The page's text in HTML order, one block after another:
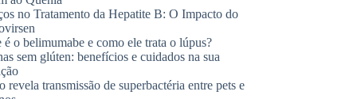
no Tratamento da Hepatite B: O Impacto do
é o belimumabe e como ele trata o lúpus?
sem glúten: benefícios e cuidados na sua
revela transmissão de superbactéria entre pets e